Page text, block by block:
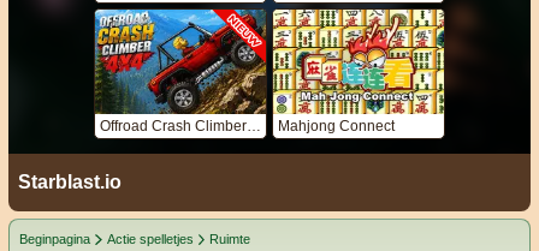
Offroad Crash Climber 4X4 Mahjong Connect
Starblast.io
Beginpagina Actie spelletjes Ruimte